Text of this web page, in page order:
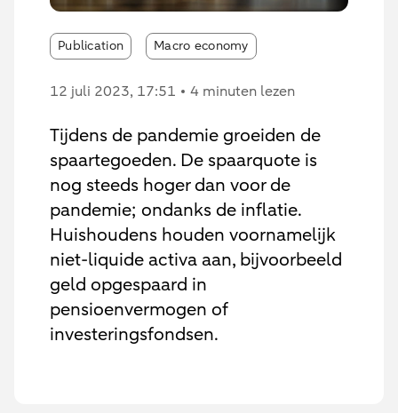
Publication Macro economy
12 juli 2023, 17:51 4 minuten lezen
Tijdens de pandemie groeiden de
spaartegoeden. De spaarquote is
nog steeds hoger dan voor de
pandemie; ondanks de inflatie.
Huishoudens houden voornamelijk
niet-liquide activa aan, bijvoorbeeld
geld opgespaard in
pensioenvermogen of
investeringsfondsen.